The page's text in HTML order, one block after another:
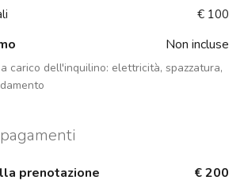
€ 100
Non incluse
carico dell'inquilino: elettricità, spazzatura,
prenotazione
€ 200